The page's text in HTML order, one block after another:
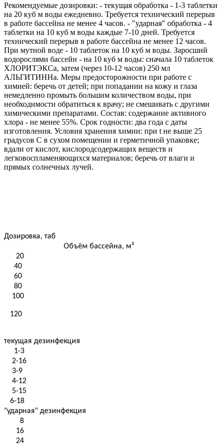
Рекомендуемые дозировки: - текущая обработка - 1-3 таблетки
на 20 куб м воды ежедневно. Требуется технический перерыв
в работе бассейна не менее 4 часов. - "ударная" обработка - 4
таблетки на 10 куб м воды каждые 7-10 дней. Требуется
технический перерыв в работе бассейна не менее 12 часов.
При мутной воде - 10 таблеток на 10 куб м воды. Заросший
водорослями бассейн - на 10 куб м воды: сначала 10 таблеток
ХЛОРИТЭКСа, затем (через 10-12 часов) 250 мл
АЛЬГИТИННа. Меры предосторожности при работе с
химией: беречь от детей; при попадании на кожу и глаза
немедленно промыть большим количеством воды, при
необходимости обратиться к врачу; не смешивать с другими
химическими препаратами. Состав: содержание активного
хлора - не менее 55%. Срок годности: два года с даты
изготовления. Условия хранения химии: при t не выше 25
градусов С в сухом помещении и герметичной упаковке;
вдали от кислот, кислородсодержащих веществ и
легковоспламеняющихся материалов; беречь от влаги и
прямых солнечных лучей.
Дозировка, таб
Объём бассейна, м³
20
40
60
80
100
120
текущая дезинфекция
1-3
2-16
3-9
4-12
5-15
6-18
"ударная" дезинфекция
8
16
24